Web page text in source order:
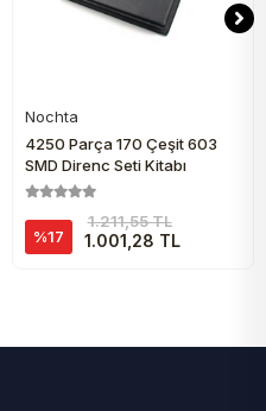
Nochta
4250 Parça 170 Çeşit 603
SMD Direnç Seti Kitabı
%17
1.211,55 TL
1.001,28 TL